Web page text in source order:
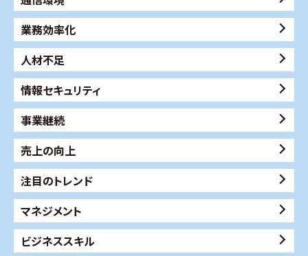
業務効率化
人材不足
情報セキュリティ
事業継続
売上の向上
注目のトレンド
マネジメント
ビジネススキル